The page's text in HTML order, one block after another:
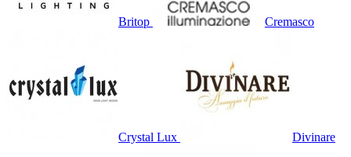
Britop Cremasco
Crystal Lux Divinare